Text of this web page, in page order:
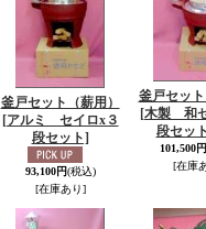
釜戸セット（薪用）
[アルミ セイロx３
段セット]
93,100円(税込)
[在庫あり]
釜戸セット
[木製 和
段セッ
101,500円
[在庫